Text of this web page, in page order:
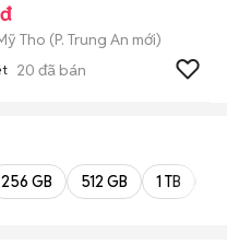
Tho (P. Trung An mới)
20 đã bán
256 GB 512 GB 1 TB